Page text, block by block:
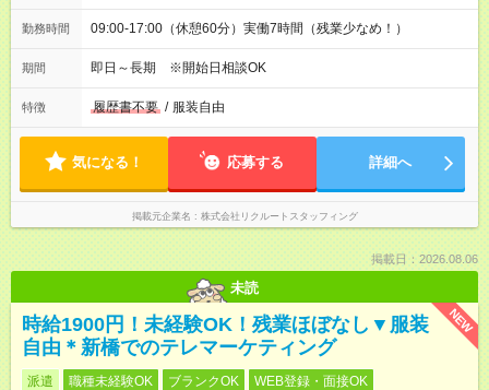
勤務時間 09:00-17:00（休憩60分）実働7時間（残業少なめ！）
期間 即日～長期 ※開始日相談OK
特徴 履歴書不要 / 服装自由
気になる！ 応募する 詳細へ
掲載元企業名 株式会社リクルートスタッフィング
掲載日：2026.08.06
未読
NEW
時給1900円！未経験OK！残業ほぼなし▼服装
自由＊新橋でのテレマーケティング
派遣 職種未経験OK ブランクOK WEB登録・面接OK